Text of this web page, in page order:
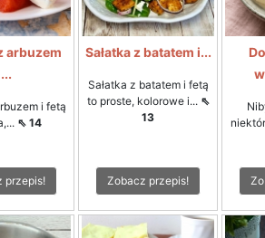
arbuzem
i fetą
⇖ 14
przepis!
Sałatka z batatem i...
Sałatka z batatem i fetą
to proste, kolorowe i... ⇖
13
Zobacz przepis!